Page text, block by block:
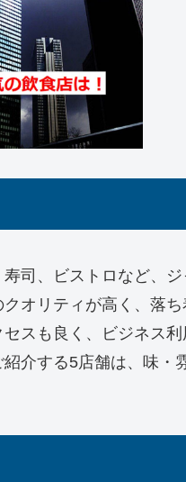
司、ビストロなど、
オリティが高く、落
スも良く、ビジネス
介する5店舗は、味・